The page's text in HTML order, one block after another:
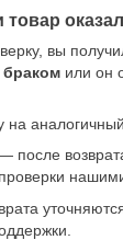
товар
вы
или он
на
после